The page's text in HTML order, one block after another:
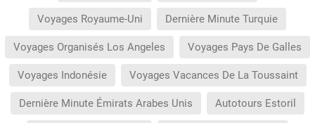
Voyages Royaume-Uni Dernière Minute Turquie
Voyages Organisés Los Angeles Voyages Pays De Galles
Voyages Indonésie Voyages Vacances De La Toussaint
Dernière Minute Émirats Arabes Unis Autotours Estoril